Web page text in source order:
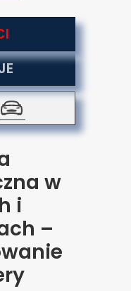
w
i
–